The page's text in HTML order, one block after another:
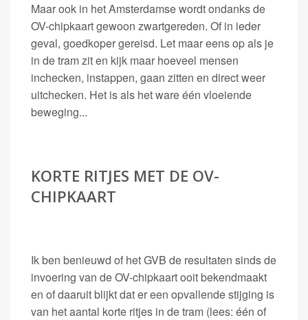
Maar ook in het Amsterdamse wordt ondanks de
OV-chipkaart gewoon zwartgereden. Of in ieder
geval, goedkoper gereisd. Let maar eens op als je
in de tram zit en kijk maar hoeveel mensen
inchecken, instappen, gaan zitten en direct weer
uitchecken. Het is als het ware één vloeiende
beweging...
KORTE RITJES MET DE OV-
CHIPKAART
Ik ben benieuwd of het GVB de resultaten sinds de
invoering van de OV-chipkaart ooit bekendmaakt
en of daaruit blijkt dat er een opvallende stijging is
van het aantal korte ritjes in de tram (lees: één of